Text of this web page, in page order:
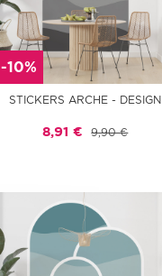
-10%
STICKERS ARCHE - DESIGN
8,91 € 9,90 €